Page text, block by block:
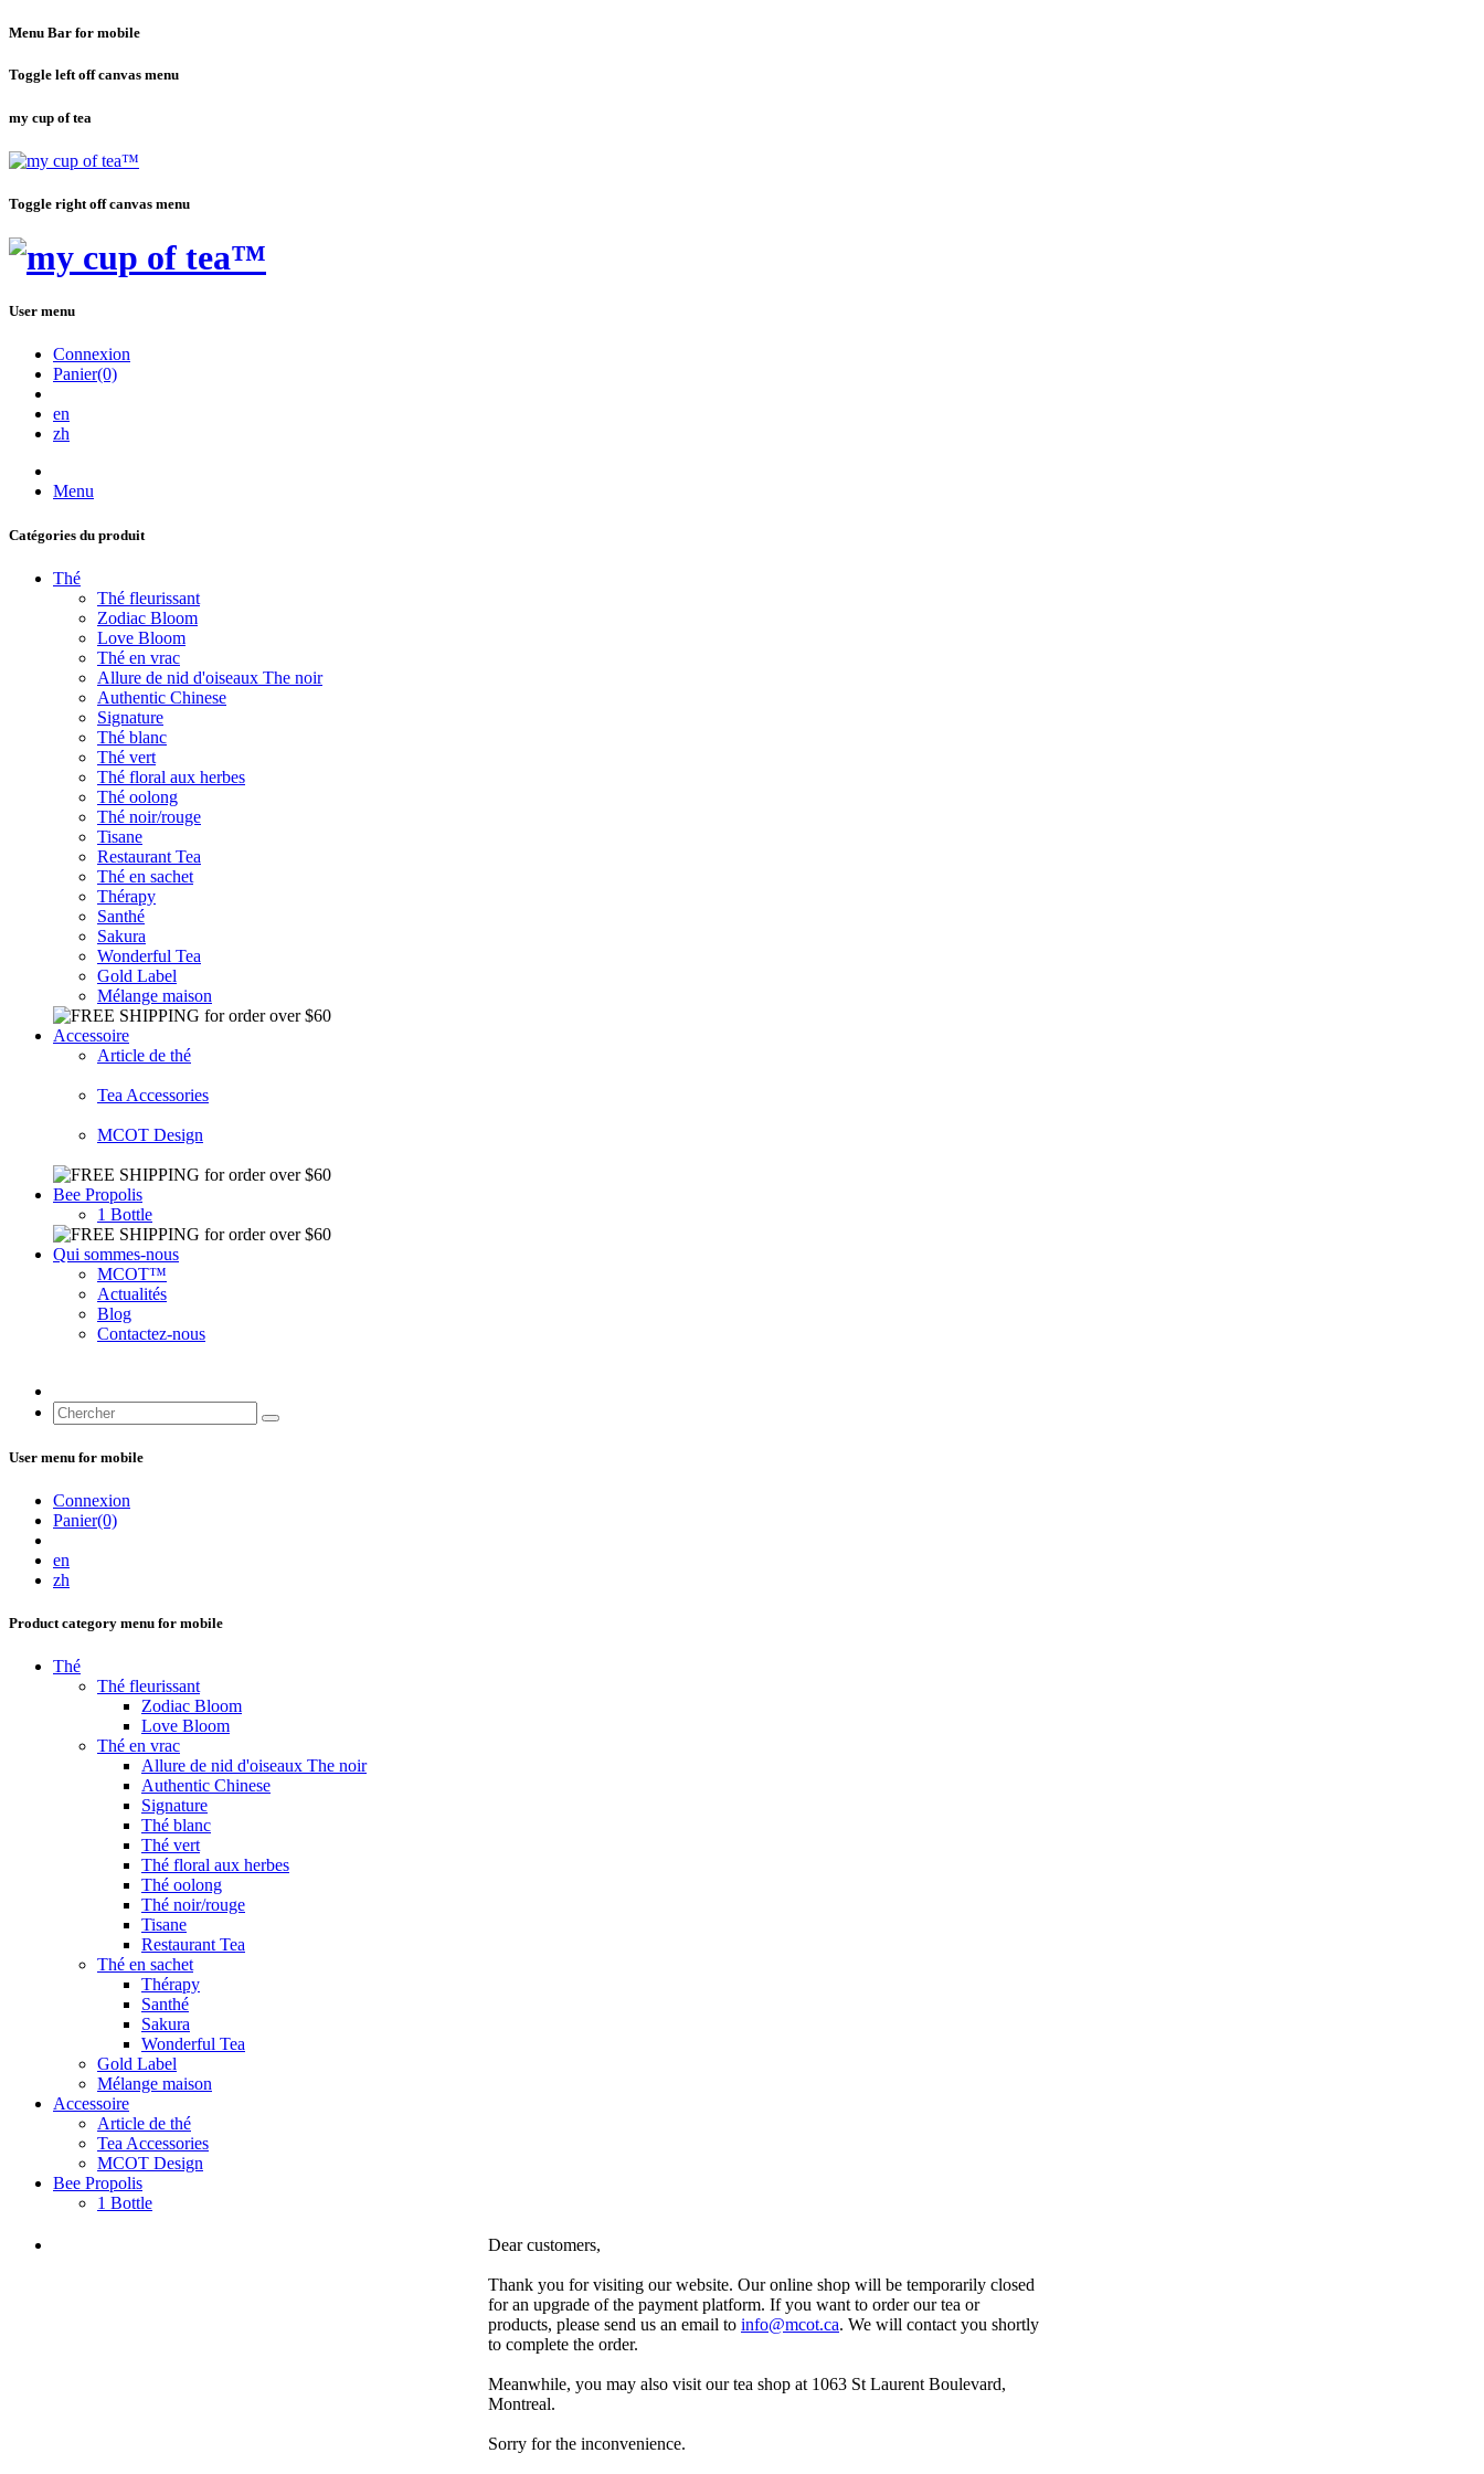
Menu Bar for mobile
Toggle left off canvas menu
my cup of tea
Toggle right off canvas menu
User menu
Connexion
Panier(0)
en
zh
Menu
Catégories du produit
Thé
Thé fleurissant
Zodiac Bloom
Love Bloom
Thé en vrac
Allure de nid d'oiseaux The noir
Authentic Chinese
Signature
Thé blanc
Thé vert
Thé floral aux herbes
Thé oolong
Thé noir/rouge
Tisane
Restaurant Tea
Thé en sachet
Thérapy
Santhé
Sakura
Wonderful Tea
Gold Label
Mélange maison
Accessoire
Article de thé
Tea Accessories
MCOT Design
Bee Propolis
1 Bottle
Qui sommes-nous
MCOT™
Actualités
Blog
Contactez-nous
User menu for mobile
Connexion
Panier(0)
en
zh
Product category menu for mobile
Thé
Thé fleurissant
Zodiac Bloom
Love Bloom
Thé en vrac
Allure de nid d'oiseaux The noir
Authentic Chinese
Signature
Thé blanc
Thé vert
Thé floral aux herbes
Thé oolong
Thé noir/rouge
Tisane
Restaurant Tea
Thé en sachet
Thérapy
Santhé
Sakura
Wonderful Tea
Gold Label
Mélange maison
Accessoire
Article de thé
Tea Accessories
MCOT Design
Bee Propolis
1 Bottle
Dear customers,
Thank you for visiting our website. Our online shop will be temporarily closed
for an upgrade of the payment platform. If you want to order our tea or
products, please send us an email to info@mcot.ca. We will contact you shortly
to complete the order.
Meanwhile, you may also visit our tea shop at 1063 St Laurent Boulevard,
Montreal.
Sorry for the inconvenience.